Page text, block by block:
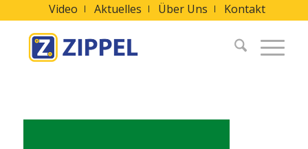
Video Aktuelles Über Uns Kontakt